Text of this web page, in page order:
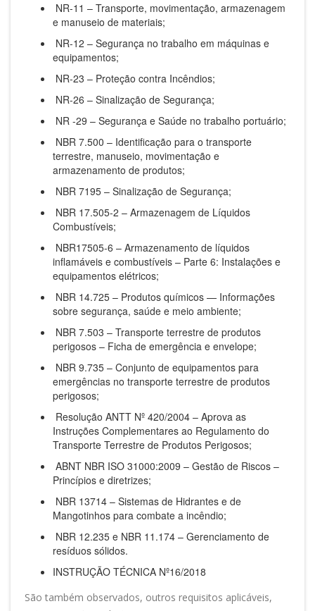
NR-11 – Transporte, movimentação, armazenagem
e manuseio de materiais;
NR-12 – Segurança no trabalho em máquinas e
equipamentos;
NR-23 – Proteção contra Incêndios;
NR-26 – Sinalização de Segurança;
NR -29 – Segurança e Saúde no trabalho portuário;
NBR 7.500 – Identificação para o transporte
terrestre, manuseio, movimentação e
armazenamento de produtos;
NBR 7195 – Sinalização de Segurança;
NBR 17.505-2 – Armazenagem de Líquidos
Combustíveis;
NBR17505-6 – Armazenamento de líquidos
inflamáveis e combustíveis – Parte 6: Instalações e
equipamentos elétricos;
NBR 14.725 – Produtos químicos — Informações
sobre segurança, saúde e meio ambiente;
NBR 7.503 – Transporte terrestre de produtos
perigosos – Ficha de emergência e envelope;
NBR 9.735 – Conjunto de equipamentos para
emergências no transporte terrestre de produtos
perigosos;
Resolução ANTT Nº 420/2004 – Aprova as
Instruções Complementares ao Regulamento do
Transporte Terrestre de Produtos Perigosos;
ABNT NBR ISO 31000:2009 – Gestão de Riscos –
Princípios e diretrizes;
NBR 13714 – Sistemas de Hidrantes e de
Mangotinhos para combate a incêndio;
NBR 12.235 e NBR 11.174 – Gerenciamento de
resíduos sólidos.
INSTRUÇÃO TÉCNICA Nº16/2018
São também observados, outros requisitos aplicáveis,